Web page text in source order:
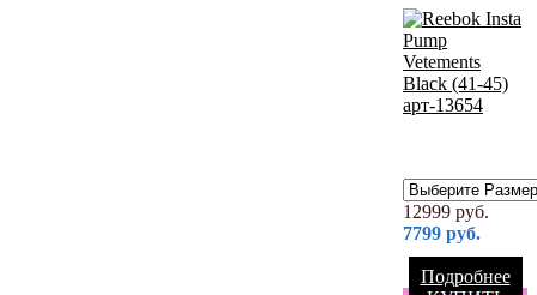
12999 руб.
7799 руб.
Подробнее